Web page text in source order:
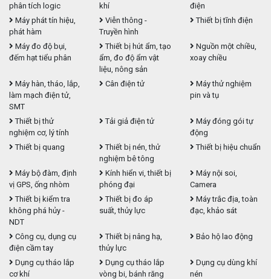
phân tích logic
khí
điện
Máy phát tín hiệu,
phát hàm
Viễn thông -
Truyền hình
Thiết bị tĩnh điện
Máy đo độ bụi,
đếm hạt tiểu phân
Thiết bị hút ẩm, tạo
ẩm, đo độ ẩm vật
liệu, nông sản
Nguồn một chiều,
xoay chiều
Máy hàn, tháo, lắp,
làm mạch điện tử,
SMT
Cân điện tử
Máy thử nghiệm
pin và tụ
Thiết bị thử
nghiệm cơ, lý tính
Tải giả điện tử
Máy đóng gói tự
động
Thiết bị quang
Thiết bị nén, thử
nghiệm bê tông
Thiết bị hiệu chuẩn
Máy bộ đàm, định
vị GPS, ống nhòm
Kính hiển vi, thiết bị
phóng đại
Máy nội soi,
Camera
Thiết bị kiểm tra
không phá hủy -
NDT
Thiết bị đo áp
suất, thủy lực
Máy trắc địa, toàn
đạc, khảo sát
Công cụ, dụng cụ
điện cầm tay
Thiết bị nâng hạ,
thủy lực
Bảo hộ lao động
Dụng cụ tháo lắp
cơ khí
Dụng cụ tháo lắp
vòng bi, bánh răng
Dụng cụ dùng khí
nén